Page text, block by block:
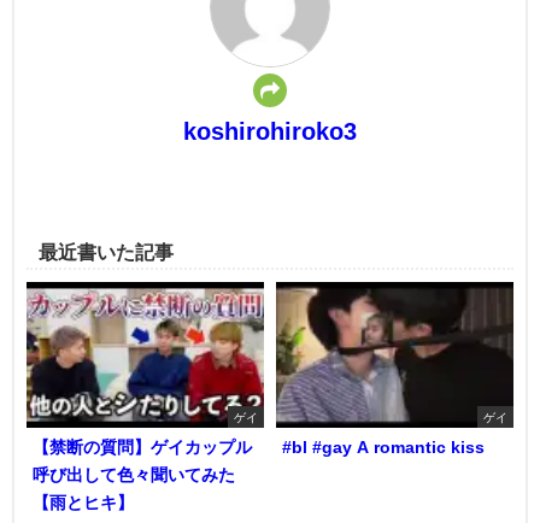
koshirohiroko3
最近書いた記事
ゲイ
【禁断の質問】ゲイカップル
呼び出して色々聞いてみた
【雨とヒキ】
ゲイ
#bl #gay A romantic kiss